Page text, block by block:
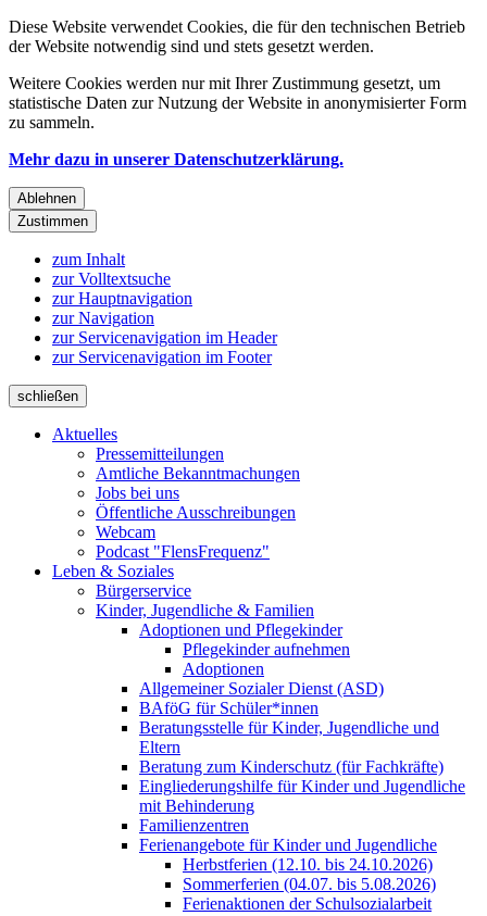
Diese Website verwendet Cookies, die für den technischen Betrieb
der Website notwendig sind und stets gesetzt werden.
Weitere Cookies werden nur mit Ihrer Zustimmung gesetzt, um
statistische Daten zur Nutzung der Website in anonymisierter Form
zu sammeln.
Mehr dazu in unserer Datenschutzerklärung.
Ablehnen
Zustimmen
zum Inhalt
zur Volltextsuche
zur Hauptnavigation
zur Navigation
zur Servicenavigation im Header
zur Servicenavigation im Footer
schließen
Aktuelles
Pressemitteilungen
Amtliche Bekanntmachungen
Jobs bei uns
Öffentliche Ausschreibungen
Webcam
Podcast "FlensFrequenz"
Leben & Soziales
Bürgerservice
Kinder, Jugendliche & Familien
Adoptionen und Pflegekinder
Pflegekinder aufnehmen
Adoptionen
Allgemeiner Sozialer Dienst (ASD)
BAföG für Schüler*innen
Beratungsstelle für Kinder, Jugendliche und
Eltern
Beratung zum Kinderschutz (für Fachkräfte)
Eingliederungshilfe für Kinder und Jugendliche
mit Behinderung
Familienzentren
Ferienangebote für Kinder und Jugendliche
Herbstferien (12.10. bis 24.10.2026)
Sommerferien (04.07. bis 5.08.2026)
Ferienaktionen der Schulsozialarbeit